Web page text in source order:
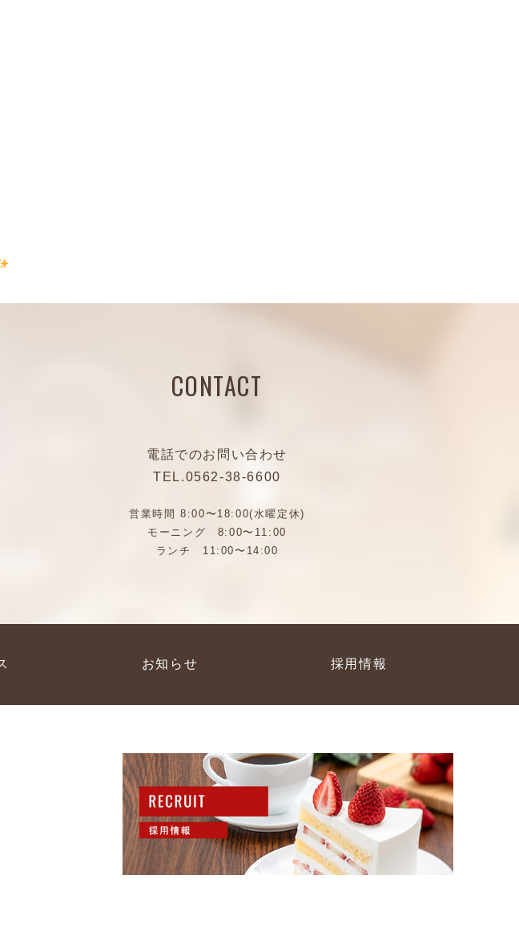
CONTACT
電話でのお問い合わせ
TEL.0562-38-6600
営業時間 8:00〜18:00(水曜定休)
モーニング 8:00〜11:00
ランチ 11:00〜14:00
お知らせ 採用情報